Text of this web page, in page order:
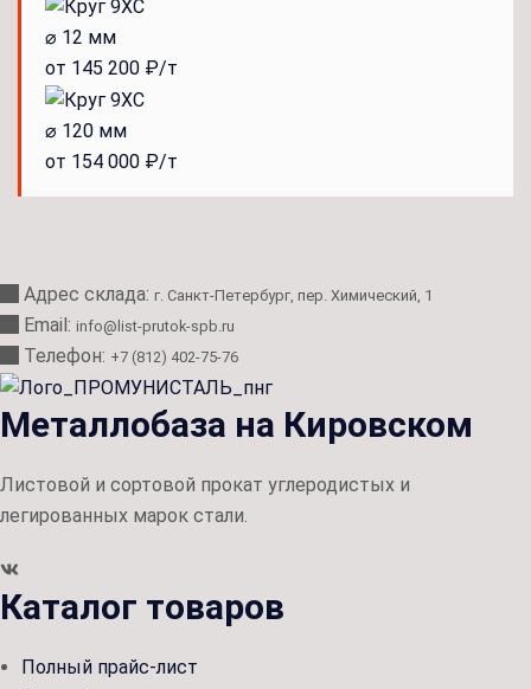
⌀ 12 мм
от 145 200 ₽/т
⌀ 120 мм
от 154 000 ₽/т
Адрес склада: г. Санкт-Петербург, пер. Химический, 1
Email: info@list-prutok-spb.ru
Телефон: +7 (812) 402-75-76
Металлобаза на Кировском
Листовой и сортовой прокат углеродистых и
легированных марок стали.
Каталог товаров
Полный прайс-лист